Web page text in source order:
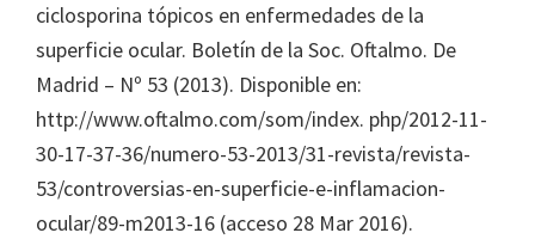
ciclosporina tópicos en enfermedades de la
superficie ocular. Boletín de la Soc. Oftalmo. De
Madrid – Nº 53 (2013). Disponible en:
http://www.oftalmo.com/som/index. php/2012-11-
30-17-37-36/numero-53-2013/31-revista/revista-
53/controversias-en-superficie-e-inflamacion-
ocular/89-m2013-16 (acceso 28 Mar 2016).